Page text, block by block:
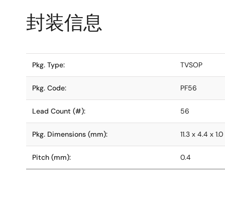
封装信息
Pkg. Type: TVSOP
Pkg. Code: PF56
Lead Count (#): 56
Pkg. Dimensions (mm): 11.3 x 4.4 x 1.0
Pitch (mm): 0.4